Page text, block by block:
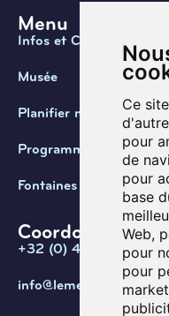
Ce
pour
de
pour
base
Web,
pour
pour
Menu
Infos et Contact
Musée
Planifier ma visite
Programmation
Fontaines de Belgique
Coordonnées
+32 (0) 470 /
info@lemef.be